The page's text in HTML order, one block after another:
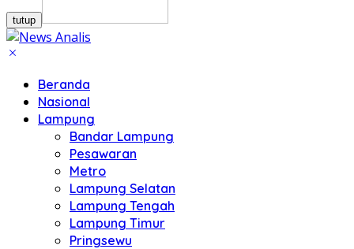
tutup
Beranda
Nasional
Lampung
Bandar Lampung
Pesawaran
Metro
Lampung Selatan
Lampung Tengah
Lampung Timur
Pringsewu